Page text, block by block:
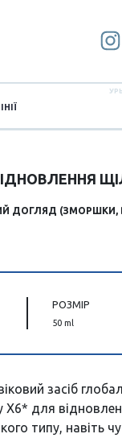
ДОГЛЯД (ЗМОРШКИ,
РОЗМІР
50 ml
засіб
для
типу, навіть